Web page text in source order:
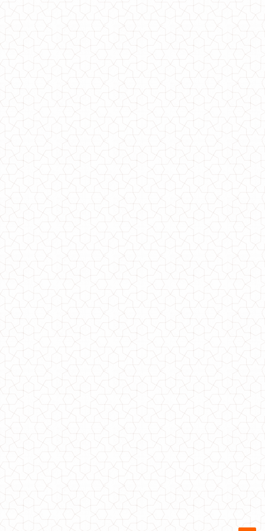
Класичний жіночий піджак з трикотажу "Лючія"
510.00грн.
970.00грн.
Жіночий класичний піджак вільного крою
1350.00грн.
Жіночий класичний жилет